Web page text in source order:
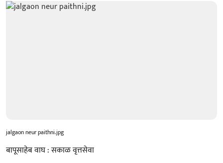
jalgaon neur paithni.jpg
बापूसाहेब वाघ : सकाळ वृत्तसेवा